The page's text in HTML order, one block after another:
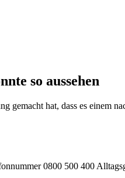
so aussehen
gemacht hat, dass es einem
0800 500 400